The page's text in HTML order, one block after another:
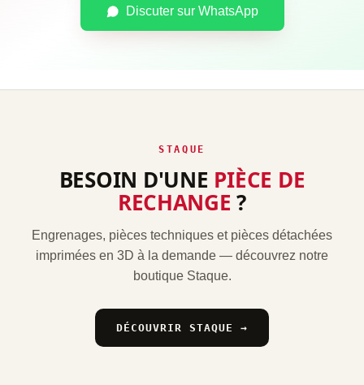
Discuter sur WhatsApp
STAQUE
BESOIN D'UNE PIÈCE DE
RECHANGE ?
Engrenages, pièces techniques et pièces détachées
imprimées en 3D à la demande — découvrez notre
boutique Staque.
DÉCOUVRIR STAQUE →